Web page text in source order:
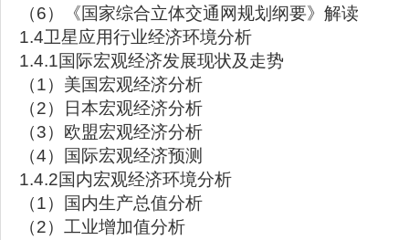
（6）《国家综合立体交通网规划纲要》解读
1.4卫星应用行业经济环境分析
1.4.1国际宏观经济发展现状及走势
（1）美国宏观经济分析
（2）日本宏观经济分析
（3）欧盟宏观经济分析
（4）国际宏观经济预测
1.4.2国内宏观经济环境分析
（1）国内生产总值分析
（2）工业增加值分析